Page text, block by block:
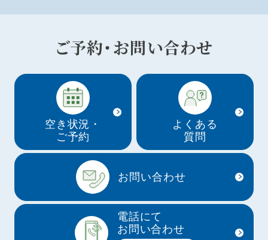
ご予約・お問い合わせ
空き状況・
ご予約
お問い合わせ
よくある
質問
電話にて
お問い合わせ